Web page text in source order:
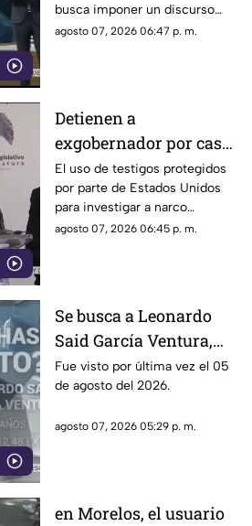
busca imponer un discurso
único y limitar las voces que
agosto 07, 2026 06:47 p. m.
Detienen a
exgobernador por caso
Ayotzinapa y desaforan
a alcaldes
El uso de testigos protegidos
por parte de Estados Unidos
para investigar a narco
políticos ha sido cuestionado
entre ellos Rubén Rocha y
Enrique Inzunza.
agosto 07, 2026 06:45 p. m.
Se busca a Leonardo
Said García Ventura,
desaparecido en
Cuernavaca
Fue visto por última vez el 05
de agosto del 2026.
agosto 07, 2026 05:29 p. m.
en Morelos, el usuario